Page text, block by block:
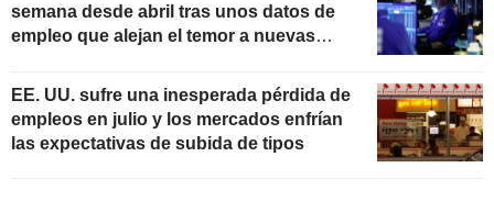
semana desde abril tras unos datos de
empleo que alejan el temor a nuevas
EE. UU. sufre una inesperada pérdida de
empleos en julio y los mercados enfrían
las expectativas de subida de tipos